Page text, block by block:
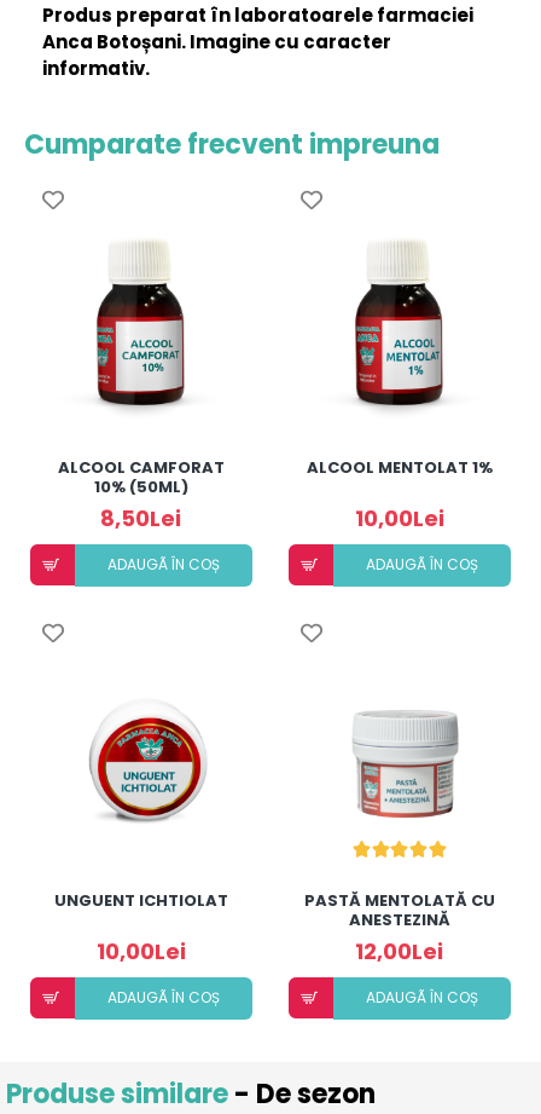
Produs preparat în laboratoarele farmaciei
Anca Botoșani. Imagine cu caracter
informativ.
Cumparate frecvent impreuna
ALCOOL CAMFORAT
10% (50ML)
8,50Lei
ADAUGÃ ÎN COȘ
ALCOOL MENTOLAT 1%
10,00Lei
ADAUGÃ ÎN COȘ
UNGUENT ICHTIOLAT
10,00Lei
ADAUGÃ ÎN COȘ
PASTĂ MENTOLATĂ CU
ANESTEZINĂ
12,00Lei
ADAUGÃ ÎN COȘ
Produse similare- De sezon